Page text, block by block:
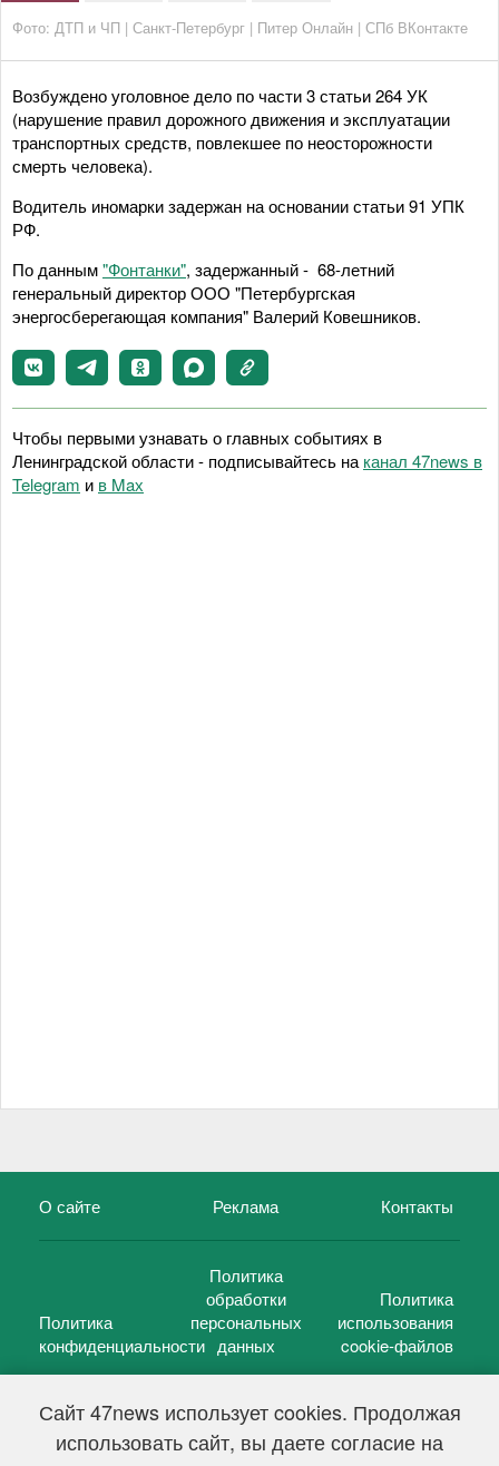
Сайт 47news использует cookies. Продолжая
использовать сайт, вы даете согласие на
Фото: ДТП и ЧП | Санкт-Петербург | Питер Онлайн | СПб ВКонтакте
Возбуждено уголовное дело по части 3 статьи 264 УК
(нарушение правил дорожного движения и эксплуатации
транспортных средств, повлекшее по неосторожности
смерть человека).
Водитель иномарки задержан на основании статьи 91 УПК
РФ.
По данным"Фонтанки", задержанный - 68-летний
генеральный директор ООО "Петербургская
энергосберегающая компания" Валерий Ковешников.
Чтобы первыми узнавать о главных событиях в
Ленинградской области - подписывайтесь на канал 47news в
Telegram и в Maх
О сайте Реклама Контакты
Политика
конфиденциальности
Политика
обработки
персональных
данных
Политика
использования
cookie-файлов
47 новостей (47 news)2005 — 2026 г.